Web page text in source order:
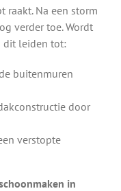
raakt. Na een storm
verder toe. Wordt
dit leiden tot:
buitenmuren
door
verstopte
in